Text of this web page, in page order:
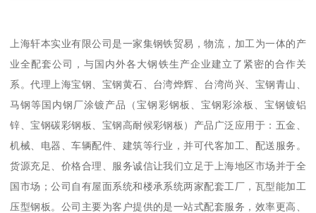
上海轩本实业有限公司是一家集钢铁贸易，物流，加工为一体的产
业全配套公司，与国内外各大钢铁生产企业建立了紧密的合作关
系。代理上海宝钢、宝钢黄石、台湾烨辉、台湾尚兴、宝钢青山、
马钢等国内钢厂涂镀产品（宝钢彩钢板、宝钢彩涂板、宝钢镀铝
锌、宝钢碳彩钢板、宝钢高耐候彩钢板）产品广泛应用于：五金、
机械、电器、车辆配件、建筑等行业，并可代客加工、配送服务。
货源充足、价格合理、服务诚信让我们立足于上海地区市场并于全
国市场；公司自有屋面系统和楼承系统两家配套工厂，瓦型能加工
压型钢板。公司主要为客户提供的是一站式配套服务，效率更高、